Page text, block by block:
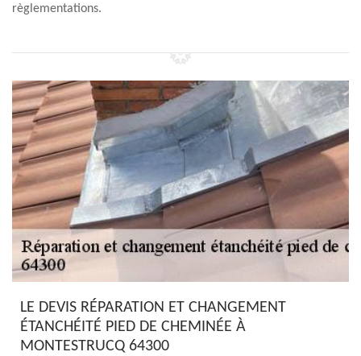
règlementations.
LE DEVIS RÉPARATION ET CHANGEMENT
ÉTANCHÉITÉ PIED DE CHEMINÉE À
MONTESTRUCQ 64300